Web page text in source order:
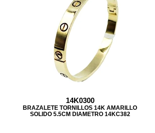
14K0300
BRAZALETE TORNILLOS 14K AMARILLO
SOLIDO 5.5CM DIAMETRO 14KC382